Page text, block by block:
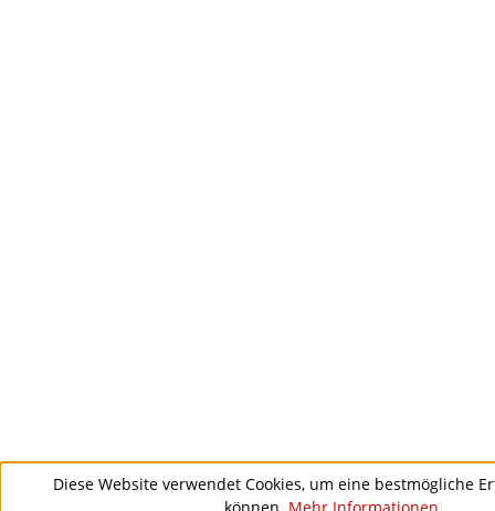
Diese Website verwendet Cookies, um eine bestmögliche